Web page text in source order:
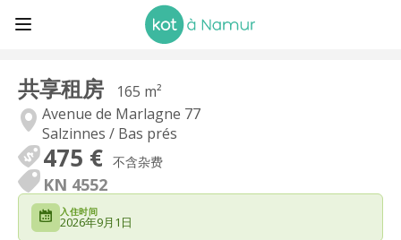
共享租房
165 m²
Avenue de Marlagne 77
Salzinnes / Bas prés
475 € 不含杂费
KN 4552
入住时间
2026年9月1日